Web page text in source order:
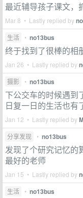
最近辅导孩子课文，
Mar 8 • Lastly replied by
生活 • no13bus
终于找到了很棒的相
Jan 26 • Lastly replied by
摄影 • no13bus
下公交车的时候遇到
日复一日的生活也有
Jan 12 • Lastly replied by
分享发现 • no13bus
发现了个研究记忆的
最好的老师
Jan 15 • Lastly replied by
生活 • no13bus